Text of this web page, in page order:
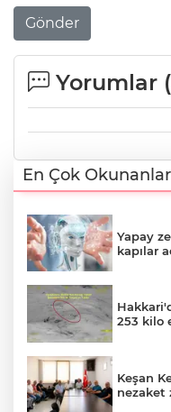
Gönder
Yorumlar (
En Çok Okunanlar
Yapay
kapılar
253 kilo
Keşan
nezaket